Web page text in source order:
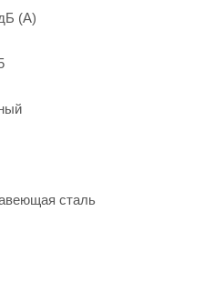
(A)
сталь